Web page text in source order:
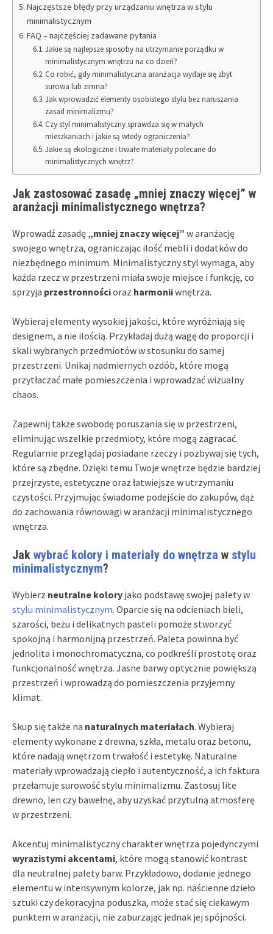
Najczęstsze błędy przy urządzaniu wnętrza w stylu
minimalistycznym
FAQ – najczęściej zadawane pytania
Jakie są najlepsze sposoby na utrzymanie porządku w
minimalistycznym wnętrzu na co dzień?
Co robić, gdy minimalistyczna aranżacja wydaje się zbyt
surowa lub zimna?
Jak wprowadzić elementy osobistego stylu bez naruszania
zasad minimalizmu?
Czy styl minimalistyczny sprawdza się w małych
mieszkaniach i jakie są wtedy ograniczenia?
Jakie są ekologiczne i trwałe materiały polecane do
minimalistycznych wnętrz?
Jak zastosować zasadę „mniej znaczy więcej” w
aranżacji minimalistycznego wnętrza?
Wprowadź zasadę „mniej znaczy więcej” w aranżację
swojego wnętrza, ograniczając ilość mebli i dodatków do
niezbędnego minimum. Minimalistyczny styl wymaga, aby
każda rzecz w przestrzeni miała swoje miejsce i funkcję, co
sprzyja przestronnościoraz harmoniiwnętrza.
Wybieraj elementy wysokiej jakości, które wyróżniają się
designem, a nie ilością. Przykładaj dużą wagę do proporcji i
skali wybranych przedmiotów w stosunku do samej
przestrzeni. Unikaj nadmiernych ozdób, które mogą
przytłaczać małe pomieszczenia i wprowadzać wizualny
chaos.
Zapewnij także swobodę poruszania się w przestrzeni,
eliminując wszelkie przedmioty, które mogą zagracać.
Regularnie przeglądaj posiadane rzeczy i pozbywaj się tych,
które są zbędne. Dzięki temu Twoje wnętrze będzie bardziej
przejrzyste, estetyczne oraz łatwiejsze w utrzymaniu
czystości. Przyjmując świadome podejście do zakupów, dąż
do zachowania równowagi w aranżacji minimalistycznego
wnętrza.
Jak wybrać kolory i materiały do wnętrza w stylu
minimalistycznym?
Wybierz neutralne kolory jako podstawę swojej palety w
stylu minimalistycznym. Oparcie się na odcieniach bieli,
szarości, beżu i delikatnych pasteli pomoże stworzyć
spokojną i harmonijną przestrzeń. Paleta powinna być
jednolita i monochromatyczna, co podkreśli prostotę oraz
funkcjonalność wnętrza. Jasne barwy optycznie powiększą
przestrzeń i wprowadzą do pomieszczenia przyjemny
klimat.
Skup się także na naturalnych materiałach. Wybieraj
elementy wykonane z drewna, szkła, metalu oraz betonu,
które nadają wnętrzom trwałość i estetykę. Naturalne
materiały wprowadzają ciepło i autentyczność, a ich faktura
przełamuje surowość stylu minimalizmu. Zastosuj lite
drewno, len czy bawełnę, aby uzyskać przytulną atmosferę
w przestrzeni.
Akcentuj minimalistyczny charakter wnętrza pojedynczymi
wyrazistymi akcentami, które mogą stanowić kontrast
dla neutralnej palety barw. Przykładowo, dodanie jednego
elementu w intensywnym kolorze, jak np. naścienne dzieło
sztuki czy dekoracyjna poduszka, może stać się ciekawym
punktem w aranżacji, nie zaburzając jednak jej spójności.